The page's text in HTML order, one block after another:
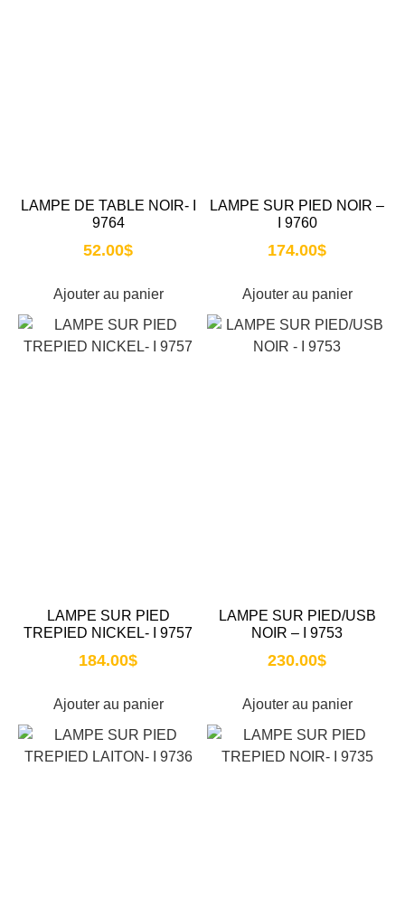
LAMPE DE TABLE NOIR- I
9764
52.00$
Ajouter au panier
LAMPE SUR PIED NOIR –
I 9760
174.00$
Ajouter au panier
LAMPE SUR PIED
TREPIED NICKEL- I 9757
184.00$
Ajouter au panier
LAMPE SUR PIED/USB
NOIR – I 9753
230.00$
Ajouter au panier